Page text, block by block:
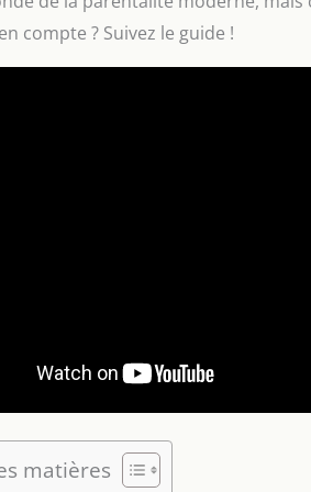
compte ? Suivez le guide !
matières